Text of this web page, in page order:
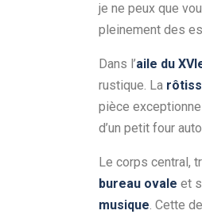
je ne peux que
pleinement des
Dans l’aile du
rustique. La
pièce
d’un petit four
Le corps central,
bureau ovale et
musique. Cette